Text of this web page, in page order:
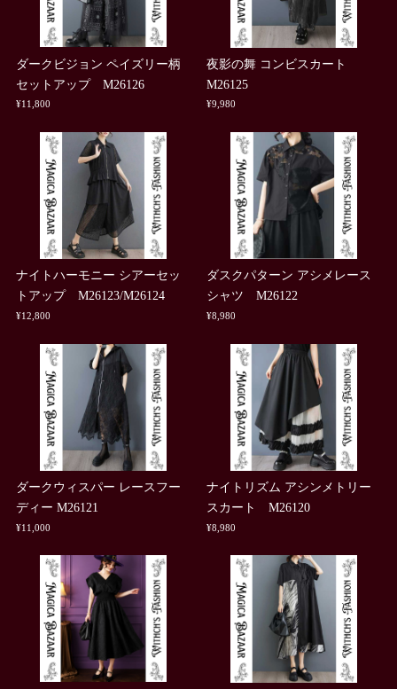
ダークビジョン ペイズリー柄
セットアップ M26126
¥11,800
夜影の舞 コンビスカート
M26125
¥9,980
ナイトハーモニー シアーセッ
トアップ M26123/M26124
¥12,800
ダスクパターン アシメレース
シャツ M26122
¥8,980
ダークウィスパー レースフー
ディー M26121
¥11,000
ナイトリズム アシンメトリー
スカート M26120
¥8,980